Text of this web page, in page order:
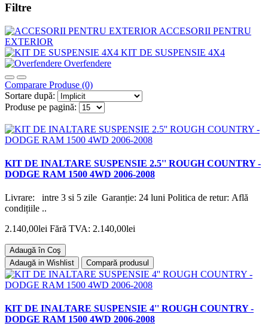
Filtre
ACCESORII PENTRU
EXTERIOR
KIT DE SUSPENSIE 4X4
Overfendere
Comparare Produse (0)
Sortare după:
Produse pe pagină:
KIT DE INALTARE SUSPENSIE 2.5'' ROUGH COUNTRY -
DODGE RAM 1500 4WD 2006-2008
Livrare: intre 3 si 5 zile Garanție: 24 luni Politica de retur: Află
condițiile ..
2.140,00lei Fără TVA: 2.140,00lei
Adaugă în Coş
Adaugă in Wishlist
Compară produsul
KIT DE INALTARE SUSPENSIE 4'' ROUGH COUNTRY -
DODGE RAM 1500 4WD 2006-2008